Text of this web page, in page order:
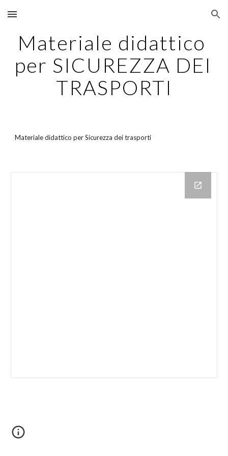
Skip to main content Skip to navigation
Materiale didattico
per SICUREZZA DEI
TRASPORTI
Materiale didattico per Sicurezza dei trasporti